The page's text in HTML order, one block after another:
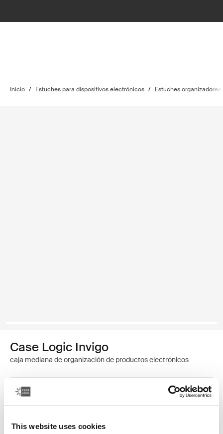
This website uses cookies
Inicio / Estuches para dispositivos electrónicos / Estuches
Case Logic Invigo
caja mediana de organización de productos electrónicos
Color